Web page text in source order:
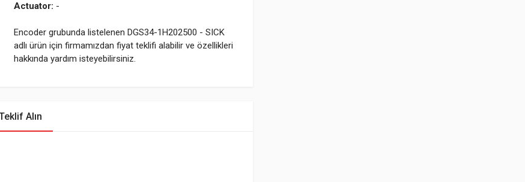
Actuator: -
Encoder grubunda listelenen DGS34-1H202500 - SICK
adlı ürün için firmamızdan fiyat teklifi alabilir ve özellikleri
hakkında yardım isteyebilirsiniz.
Alın